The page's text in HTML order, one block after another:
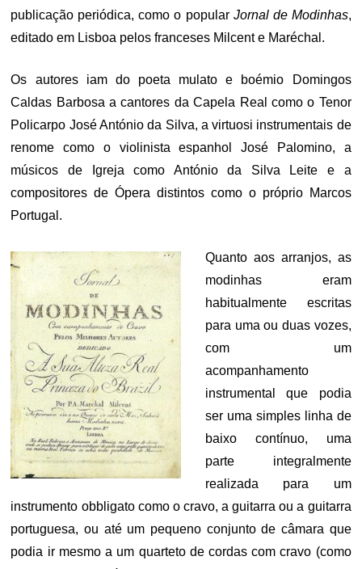
publicação periódica, como o popular Jornal de Modinhas,
editado em Lisboa pelos franceses Milcent e Maréchal.
Os autores iam do poeta mulato e boémio Domingos
Caldas Barbosa a cantores da Capela Real como o Tenor
Policarpo José António da Silva, a virtuosi instrumentais de
renome como o violinista espanhol José Palomino, a
músicos de Igreja como António da Silva Leite e a
compositores de Ópera distintos como o próprio Marcos
Portugal.
Quanto aos arranjos, as
modinhas eram
habitualmente escritas
para uma ou duas vozes,
com um
acompanhamento
instrumental que podia
ser uma simples linha de
baixo contínuo, uma
parte integralmente
realizada para um
instrumento obbligato como o cravo, a guitarra ou a guitarra
portuguesa, ou até um pequeno conjunto de câmara que
podia ir mesmo a um quarteto de cordas com cravo (como